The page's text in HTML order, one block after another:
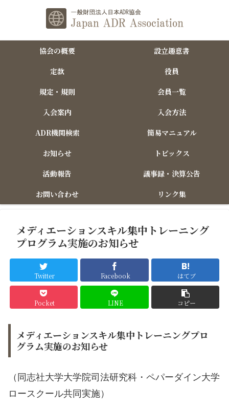
協会の概要
設立趣意書
定款
役員
規定・規則
会員一覧
入会案内
入会方法
ADR機関検索
簡易マニュアル
お知らせ
トピックス
活動報告
議事録・決算公告
お問い合わせ
リンク集
メディエーションスキル集中トレーニング
プログラム実施のお知らせ
Twitter Facebook はてブ
Pocket LINE コピー
メディエーションスキル集中トレーニングプロ
グラム実施のお知らせ
（同志社大学大学院司法研究科・ペパーダイン大学
ロースクール共同実施）